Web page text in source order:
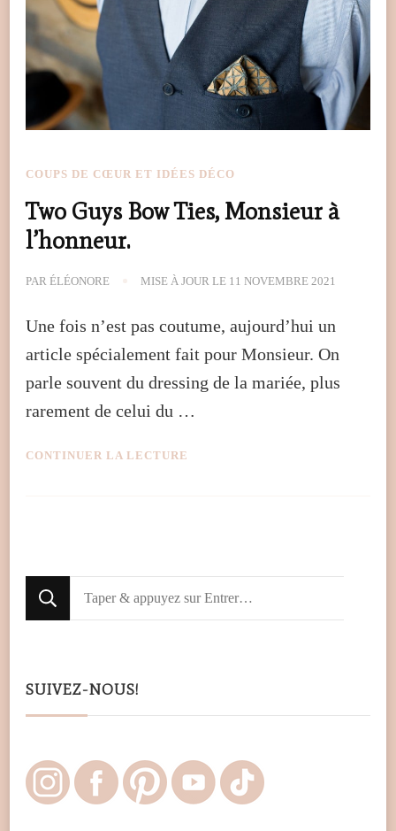
COUPS DE CŒUR ET IDÉES DÉCO
Two Guys Bow Ties, Monsieur à
l’honneur.
PAR ÉLÉONORE MISE À JOUR LE 11 NOVEMBRE 2021
Une fois n’est pas coutume, aujourd’hui un
article spécialement fait pour Monsieur. On
parle souvent du dressing de la mariée, plus
rarement de celui du …
CONTINUER LA LECTURE
Looking
for
SUIVEZ-NOUS!